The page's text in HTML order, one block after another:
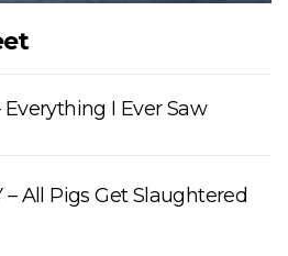
Everything I Ever Saw
– All Pigs Get Slaughtered